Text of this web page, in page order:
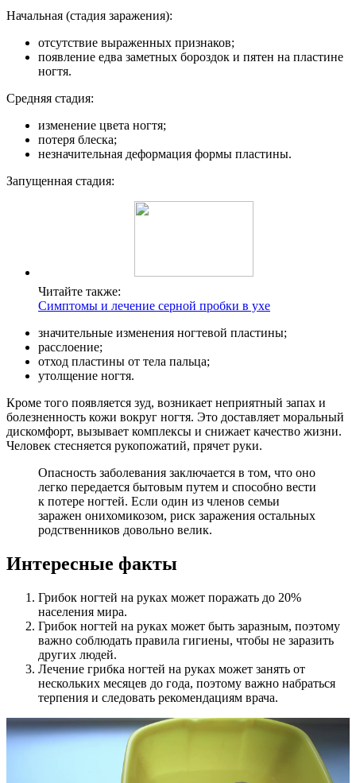
Начальная (стадия заражения):
отсутствие выраженных признаков;
появление едва заметных бороздок и пятен на пластине
ногтя.
Средняя стадия:
изменение цвета ногтя;
потеря блеска;
незначительная деформация формы пластины.
Запущенная стадия:
Читайте также:
Симптомы и лечение серной пробки в ухе
значительные изменения ногтевой пластины;
расслоение;
отход пластины от тела пальца;
утолщение ногтя.
Кроме того появляется зуд, возникает неприятный запах и
болезненность кожи вокруг ногтя. Это доставляет моральный
дискомфорт, вызывает комплексы и снижает качество жизни.
Человек стесняется рукопожатий, прячет руки.
Опасность заболевания заключается в том, что оно
легко передается бытовым путем и способно вести
к потере ногтей. Если один из членов семьи
заражен онихомикозом, риск заражения остальных
родственников довольно велик.
Интересные факты
Грибок ногтей на руках может поражать до 20%
населения мира.
Грибок ногтей на руках может быть заразным, поэтому
важно соблюдать правила гигиены, чтобы не заразить
других людей.
Лечение грибка ногтей на руках может занять от
нескольких месяцев до года, поэтому важно набраться
терпения и следовать рекомендациям врача.